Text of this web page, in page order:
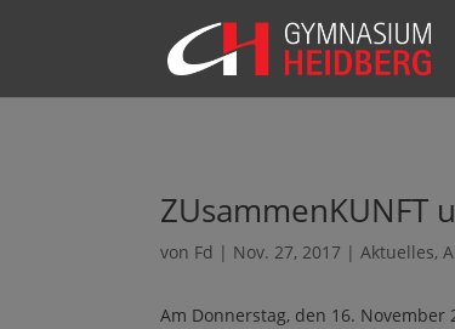
von Fd | Nov. 27, 2017 | Aktuelles,
Am Donnerstag, den 16.